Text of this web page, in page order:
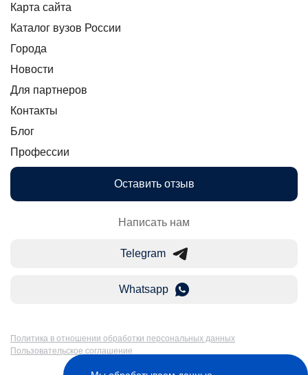
Карта сайта
Каталог вузов России
Города
Новости
Для партнеров
Контакты
Блог
Профессии
Оставить отзыв
Написать нам
Telegram
Whatsapp
Политика в отношении обработки персональных данных
Пользовательское соглашение